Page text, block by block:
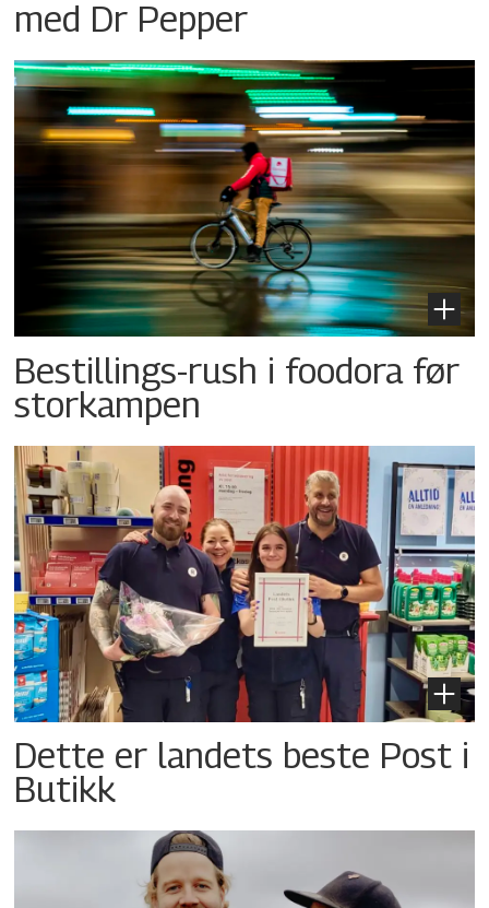
med Dr Pepper
Bestillings-rush i foodora før
storkampen
Dette er landets beste Post i
Butikk